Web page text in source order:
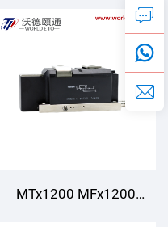
Penyejukan air, TECHSEM
MTx1200 MFx1200